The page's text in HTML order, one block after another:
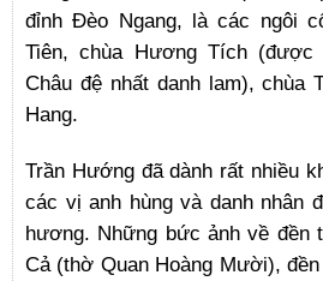
đỉnh Đèo Ngang, là các ngôi
Tiên, chùa Hương Tích (được
Châu đệ nhất danh lam), chùa
Hang.
Trần Hướng đã dành rất nhiều
các vị anh hùng và danh nhân
hương. Những bức ảnh về đền
Cả (thờ Quan Hoàng Mười),